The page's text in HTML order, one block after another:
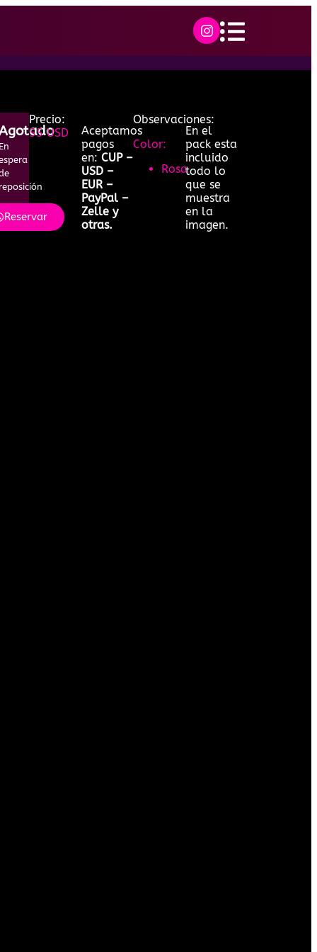
En
reposición
Reservar
Precio:
55 USD
Aceptamos
pagos
en: CUP –
USD –
EUR –
PayPal –
Zelle y
otras.
Observaciones:
Color:
Rosa
En el
pack esta
incluido
todo lo
que se
muestra
en la
imagen.